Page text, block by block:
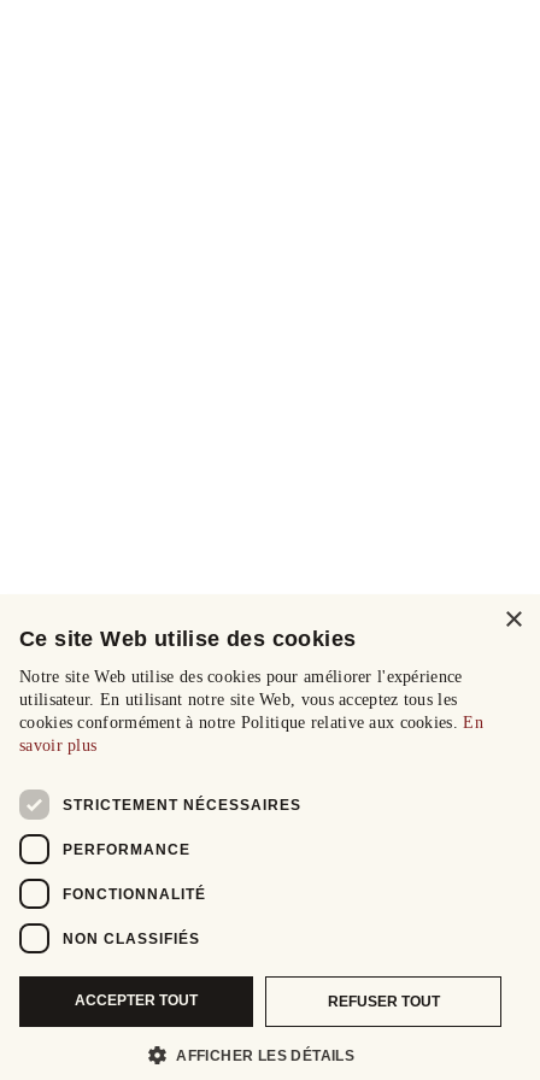
×
Ce site Web utilise des cookies
Notre site Web utilise des cookies pour améliorer l'expérience
utilisateur. En utilisant notre site Web, vous acceptez tous les
cookies conformément à notre Politique relative aux cookies.En
savoir plus
STRICTEMENT NÉCESSAIRES
PERFORMANCE
FONCTIONNALITÉ
NON CLASSIFIÉS
ACCEPTER TOUT REFUSER TOUT
AFFICHER LES DÉTAILS